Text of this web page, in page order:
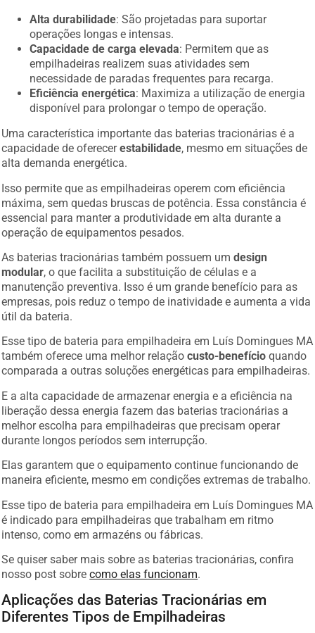
Alta durabilidade: São projetadas para suportar
operações longas e intensas.
Capacidade de carga elevada: Permitem que as
empilhadeiras realizem suas atividades sem
necessidade de paradas frequentes para recarga.
Eficiência energética: Maximiza a utilização de energia
disponível para prolongar o tempo de operação.
Uma característica importante das baterias tracionárias é a
capacidade de oferecerestabilidade , mesmo em situações de
alta demanda energética.
Isso permite que as empilhadeiras operem com eficiência
máxima, sem quedas bruscas de potência. Essa constância é
essencial para manter a produtividade em alta durante a
operação de equipamentos pesados.
As baterias tracionárias também possuem umdesign
modular , o que facilita a substituição de células e a
manutenção preventiva. Isso é um grande benefício para as
empresas, pois reduz o tempo de inatividade e aumenta a vida
útil da bateria.
Esse tipo de bateria para empilhadeira em Luís Domingues MA
também oferece uma melhor relaçãocusto-benefício quando
comparada a outras soluções energéticas para empilhadeiras.
E a alta capacidade de armazenar energia e a eficiência na
liberação dessa energia fazem das baterias tracionárias a
melhor escolha para empilhadeiras que precisam operar
durante longos períodos sem interrupção.
Elas garantem que o equipamento continue funcionando de
maneira eficiente, mesmo em condições extremas de trabalho.
Esse tipo de bateria para empilhadeira em Luís Domingues MA
é indicado para empilhadeiras que trabalham em ritmo
intenso, como em armazéns ou fábricas.
Se quiser saber mais sobre as baterias tracionárias, confira
nosso post sobrecomo elas funcionam
Aplicações das Baterias Tracionárias em
Diferentes Tipos de Empilhadeiras